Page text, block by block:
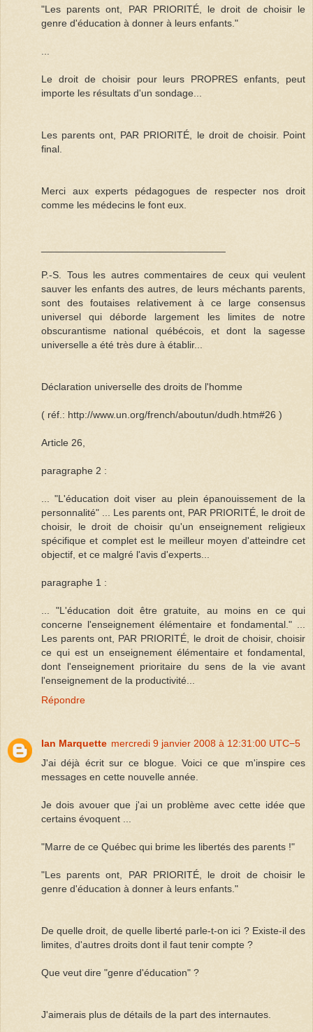
"Les parents ont, PAR PRIORITÉ, le droit de choisir le
genre d'éducation à donner à leurs enfants."
Le droit de choisir pour leurs PROPRES enfants, peut
importe les résultats d'un sondage...
Les parents ont, PAR PRIORITÉ, le droit de choisir. Point
final.
Merci aux experts pédagogues de respecter nos droit
comme les médecins le font eux.
P.-S. Tous les autres commentaires de ceux qui veulent
sauver les enfants des autres, de leurs méchants parents,
sont des foutaises relativement à ce large consensus
universel qui déborde largement les limites de notre
obscurantisme national québécois, et dont la sagesse
universelle a été très dure à établir...
Déclaration universelle des droits de l'homme
( réf.: http://www.un.org/french/aboutun/dudh.htm#26 )
Article 26,
paragraphe 2 :
... "L'éducation doit viser au plein épanouissement de la
personnalité" ... Les parents ont, PAR PRIORITÉ, le droit de
choisir, le droit de choisir qu'un enseignement religieux
spécifique et complet est le meilleur moyen d'atteindre cet
objectif, et ce malgré l'avis d'experts...
paragraphe 1 :
... "L'éducation doit être gratuite, au moins en ce qui
concerne l'enseignement élémentaire et fondamental." ...
Les parents ont, PAR PRIORITÉ, le droit de choisir, choisir
ce qui est un enseignement élémentaire et fondamental,
dont l'enseignement prioritaire du sens de la vie avant
l'enseignement de la productivité...
Répondre
Ian Marquette mercredi 9 janvier 2008 à 12:31:00 UTC−5
J'ai déjà écrit sur ce blogue. Voici ce que m'inspire ces
messages en cette nouvelle année.
Je dois avouer que j'ai un problème avec cette idée que
certains évoquent ...
"Marre de ce Québec qui brime les libertés des parents !"
"Les parents ont, PAR PRIORITÉ, le droit de choisir le
genre d'éducation à donner à leurs enfants."
De quelle droit, de quelle liberté parle-t-on ici ? Existe-il des
limites, d'autres droits dont il faut tenir compte ?
Que veut dire "genre d'éducation" ?
J'aimerais plus de détails de la part des internautes.